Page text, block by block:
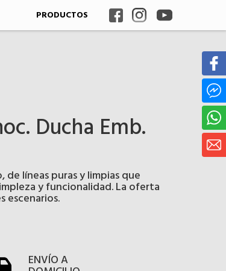
PRODUCTOS
Ducha Emb.
líneas puras y limpias que
y funcionalidad. La oferta
ENVÍO A